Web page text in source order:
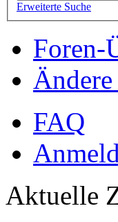
Erweiterte Suche
Foren-
FAQ
Aktuelle